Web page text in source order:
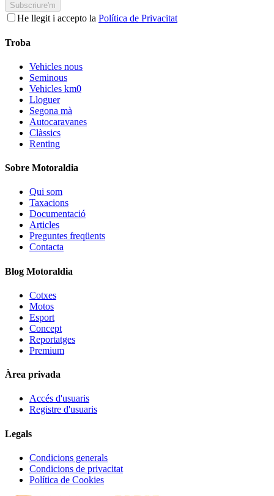
Subscriure'm
He llegit i accepto la Política de Privacitat
Troba
Vehicles nous
Seminous
Vehicles km0
Lloguer
Segona mà
Autocaravanes
Clàssics
Renting
Sobre Motoraldia
Qui som
Taxacions
Documentació
Articles
Preguntes freqüents
Contacta
Blog Motoraldia
Cotxes
Motos
Esport
Concept
Reportatges
Premium
Àrea privada
Accés d'usuaris
Registre d'usuaris
Legals
Condicions generals
Condicions de privacitat
Política de Cookies